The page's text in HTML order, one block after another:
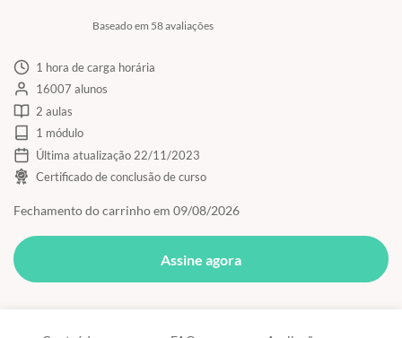
Baseado em 58 avaliações
1 hora de carga horária
16007 alunos
2 aulas
1 módulo
Última atualização 22/11/2023
Certificado de conclusão de curso
Fechamento do carrinho em 09/08/2026
Assine agora